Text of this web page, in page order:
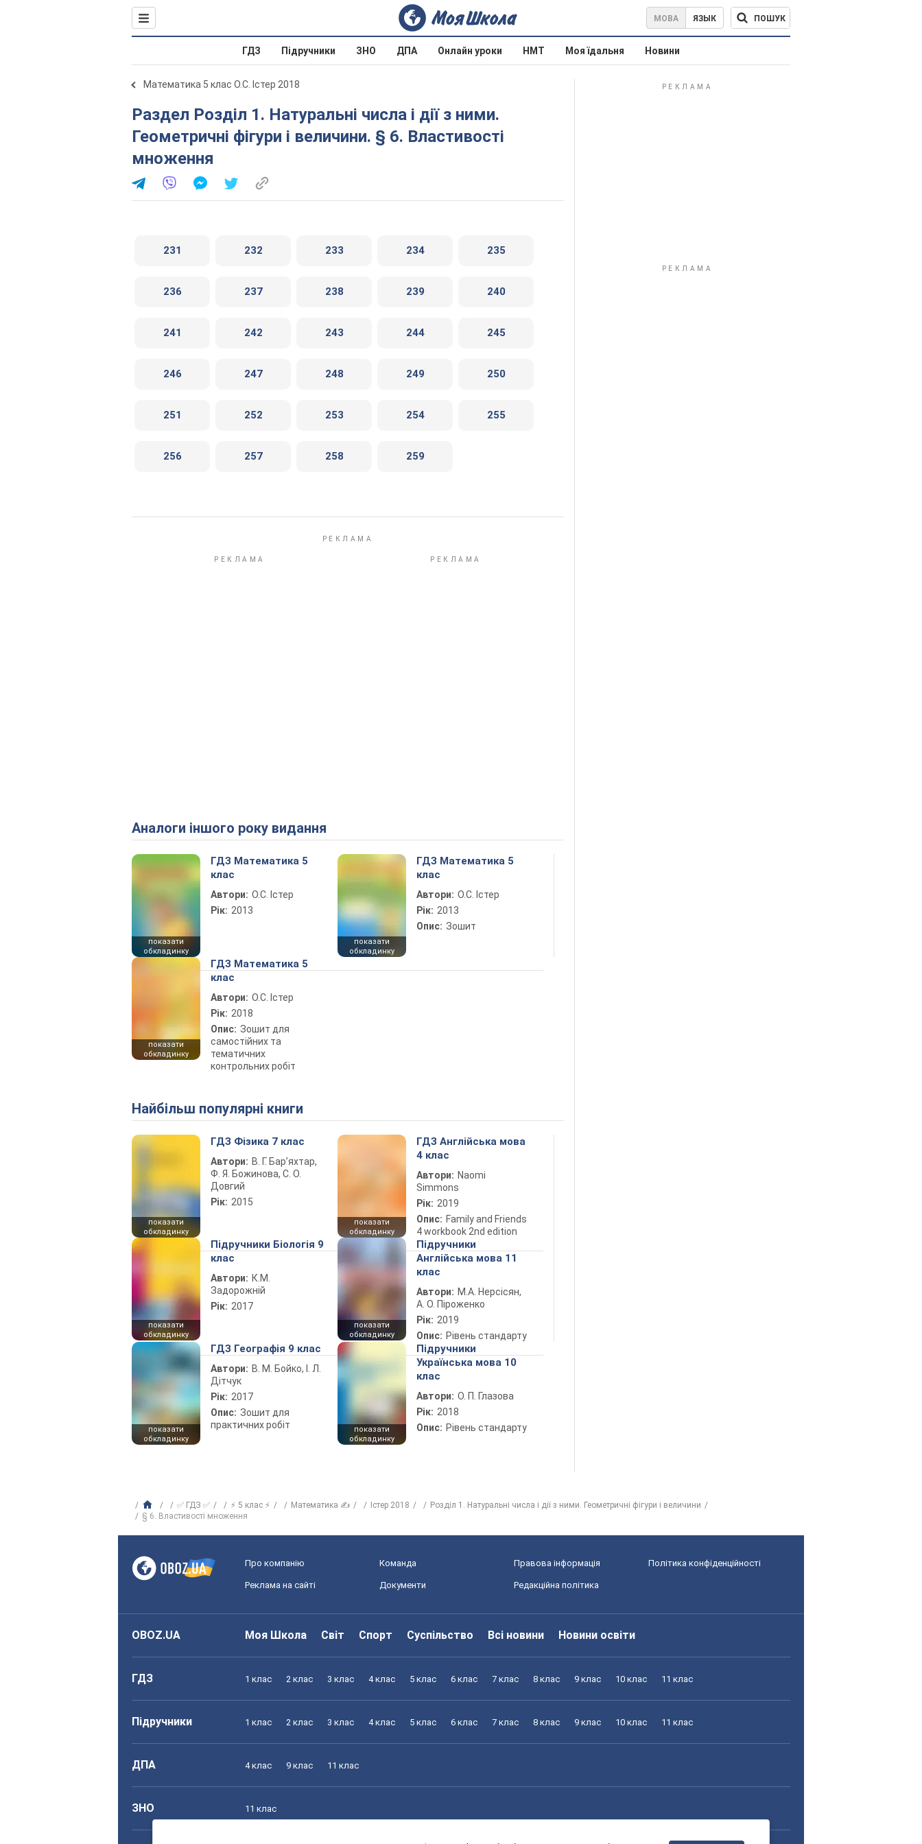
МОВА ЯЗЫК ПОШУК
ГДЗ Підручники ЗНО ДПА Онлайн уроки НМТ Моя їдальня Новини
Математика 5 клас О.С. Істер 2018
Раздел Розділ 1. Натуральні числа і дії з ними.
Геометричні фігури і величини. § 6. Властивості
множення
231 232 233 234 235
236 237 238 239 240
241 242 243 244 245
246 247 248 249 250
251 252 253 254 255
256 257 258 259
Аналоги іншого року видання
показати
обкладинку
ГДЗ Математика 5
клас
Автори: О.С. Істер
Рік: 2013
показати
обкладинку
ГДЗ Математика 5
клас
Автори: О.С. Істер
Рік: 2013
Опис: Зошит
показати
обкладинку
ГДЗ Математика 5
клас
Автори: О.С. Істер
Рік: 2018
Опис: Зошит для
самостійних та
тематичних
контрольних робіт
Найбільш популярні книги
показати
обкладинку
ГДЗ Фізика 7 клас
Автори: В. Г. Бар’яхтар,
Ф. Я. Божинова, С. О.
Довгий
Рік: 2015
показати
обкладинку
ГДЗ Англійська мова
4 клас
Автори: Naomi
Simmons
Рік: 2019
Опис: Family and Friends
4 workbook 2nd edition
показати
обкладинку
Підручники Біологія 9
клас
Автори: К.М.
Задорожній
Рік: 2017
показати
обкладинку
Підручники
Англійська мова 11
клас
Автори: М.А. Нерсісян,
А. О. Піроженко
Рік: 2019
Опис: Рівень стандарту
показати
обкладинку
ГДЗ Географія 9 клас
Автори: В. М. Бойко, І. Л.
Дітчук
Рік: 2017
Опис: Зошит для
практичних робіт
показати
обкладинку
Підручники
Українська мова 10
клас
Автори: О. П. Глазова
Рік: 2018
Опис: Рівень стандарту
✅ ГДЗ ✅ ⚡ 5 клас ⚡ Математика ✍ Істер 2018
Розділ 1. Натуральні числа і дії з ними. Геометричні фігури і величини
§ 6. Властивості множення
Про компанію Команда Правова інформація Політика конфіденційності
Реклама на сайті Документи Редакційна політика
OBOZ.UA Моя Школа Світ Спорт Суспільство Всі новини Новини освіти
ГДЗ 1 клас 2 клас 3 клас 4 клас 5 клас 6 клас 7 клас 8 клас 9 клас 10 клас 11 клас
Підручники 1 клас 2 клас 3 клас 4 клас 5 клас 6 клас 7 клас 8 клас 9 клас 10 клас 11 клас
ДПА 4 клас 9 клас 11 клас
ЗНО 11 клас